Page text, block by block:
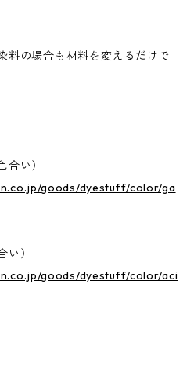
料の場合も材料を変えるだけで
合い）
goods/dyestuff/color/ga
）
goods/dyestuff/color/aci